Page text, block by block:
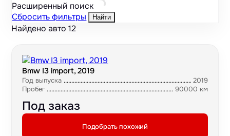
Расширенный поиск
Сбросить фильтры
Найти
Найдено авто12
Bmw I3 import, 2019
Год выпуска
2019
Пробег
90000 км
Под заказ
Подобрать похожий